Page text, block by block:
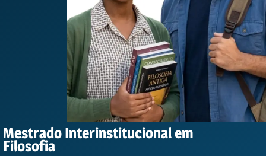
Mestrado Interinstitucional em
Filosofia